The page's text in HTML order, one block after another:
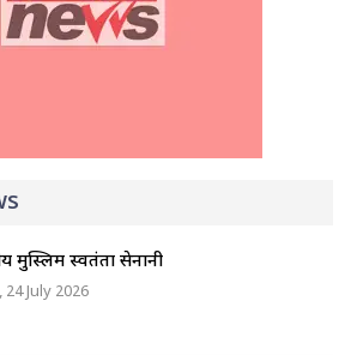
मुस्लिम स्वतंत्रता सेनानी
24 July 2026